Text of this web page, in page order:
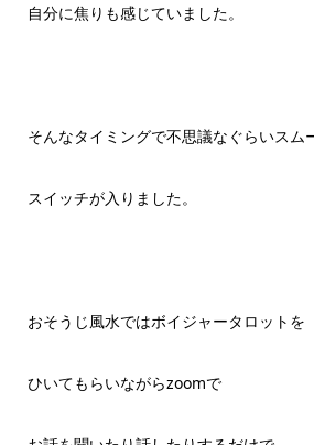
自分に焦りも感じていました。
そんなタイミングで不思議なぐらいスム
スイッチが入りました。
おそうじ風水ではボイジャータロットを
ひいてもらいながらzoomで